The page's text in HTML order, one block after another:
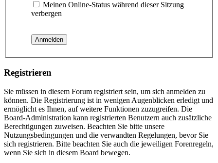
Meinen Online-Status während dieser Sitzung
verbergen
Registrieren
Sie müssen in diesem Forum registriert sein, um sich anmelden zu
können. Die Registrierung ist in wenigen Augenblicken erledigt und
ermöglicht es Ihnen, auf weitere Funktionen zuzugreifen. Die
Board-Administration kann registrierten Benutzern auch zusätzliche
Berechtigungen zuweisen. Beachten Sie bitte unsere
Nutzungsbedingungen und die verwandten Regelungen, bevor Sie
sich registrieren. Bitte beachten Sie auch die jeweiligen Forenregeln,
wenn Sie sich in diesem Board bewegen.